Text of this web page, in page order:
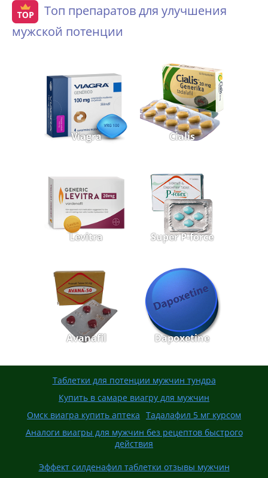
Топ препаратов для улучшения
мужской потенции
Viagra Cialis
Levitra Super P-force
Avanafil Dapoxetine
Таблетки для потенции мужчин тундра
Купить в самаре виагру для мужчин
Омск виагра купить аптека Тадалафил 5 мг курсом
Аналоги виагры для мужчин без рецептов быстрого
действия
Эффект силденафил таблетки отзывы мужчин